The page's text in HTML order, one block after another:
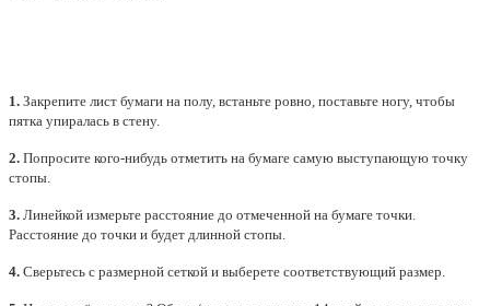
1. Закрепите лист бумаги на полу, встаньте ровно, поставьте ногу, чтобы
пятка упиралась в стену.
2. Попросите кого-нибудь отметить на бумаге самую выступающую точку
стопы.
3. Линейкой измерьте расстояние до отмеченной на бумаге точки.
Расстояние до точки и будет длинной стопы.
4. Сверьтесь с размерной сеткой и выберете соответствующий размер.